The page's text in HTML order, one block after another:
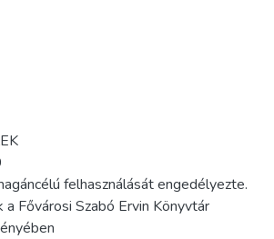
felhasználását engedélyezte.
a Fővárosi Szabó Ervin Könyvtár